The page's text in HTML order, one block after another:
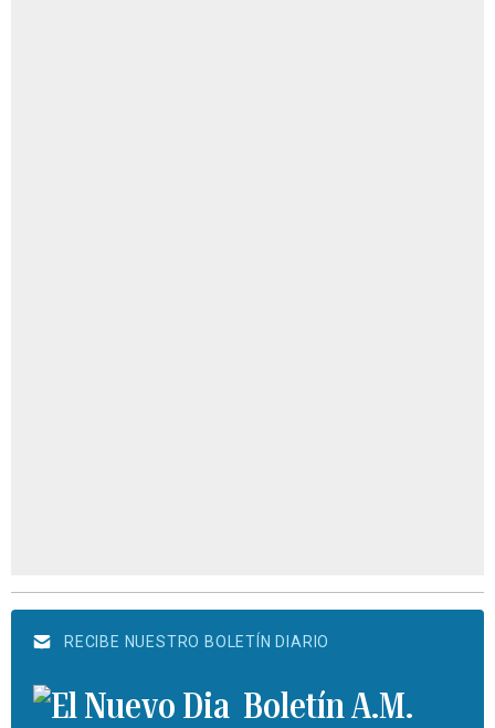
RECIBE NUESTRO BOLETÍN DIARIO
Boletín A.M.